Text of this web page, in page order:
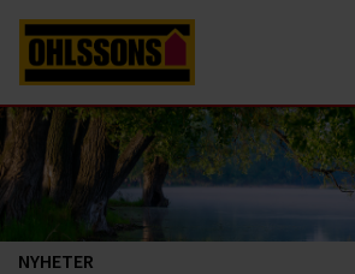
NYHETER